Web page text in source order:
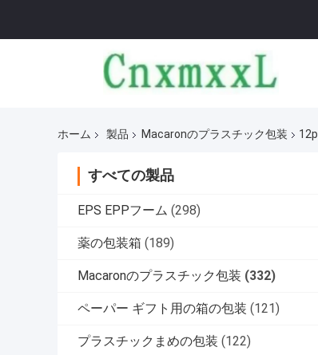
ホーム 製品 Macaronのプラスチック包装
すべての製品
EPS EPPフーム (298)
薬の包装箱 (189)
Macaronのプラスチック包装 (332)
ペーパー ギフト用の箱の包装 (121)
プラスチックまめの包装 (122)